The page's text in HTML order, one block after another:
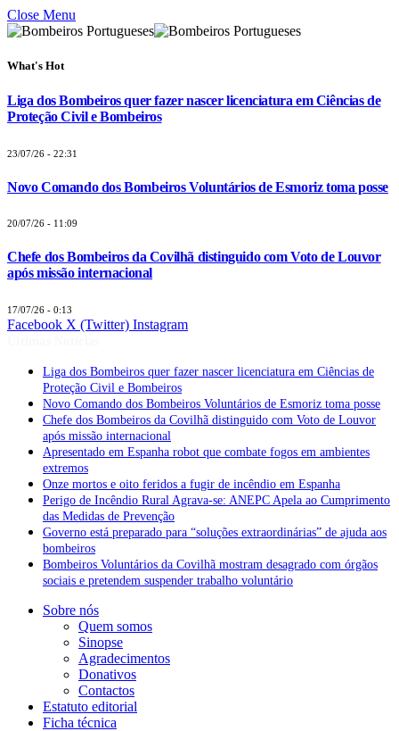
Close Menu
What's Hot
Liga dos Bombeiros quer fazer nascer licenciatura em Ciências de
Proteção Civil e Bombeiros
23/07/26 - 22:31
Novo Comando dos Bombeiros Voluntários de Esmoriz toma posse
20/07/26 - 11:09
Chefe dos Bombeiros da Covilhã distinguido com Voto de Louvor
após missão internacional
17/07/26 - 0:13
Facebook X (Twitter) Instagram
Liga dos Bombeiros quer fazer nascer licenciatura em Ciências de
Proteção Civil e Bombeiros
Novo Comando dos Bombeiros Voluntários de Esmoriz toma posse
Chefe dos Bombeiros da Covilhã distinguido com Voto de Louvor
após missão internacional
Apresentado em Espanha robot que combate fogos em ambientes
extremos
Onze mortos e oito feridos a fugir de incêndio em Espanha
Perigo de Incêndio Rural Agrava-se: ANEPC Apela ao Cumprimento
das Medidas de Prevenção
Governo está preparado para “soluções extraordinárias” de ajuda aos
bombeiros
Bombeiros Voluntários da Covilhã mostram desagrado com órgãos
sociais e pretendem suspender trabalho voluntário
Sobre nós
Quem somos
Sinopse
Agradecimentos
Donativos
Contactos
Estatuto editorial
Ficha técnica